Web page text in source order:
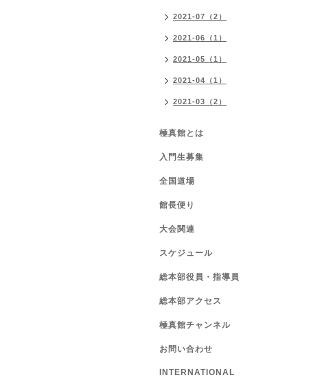
2021-07（2）
2021-06（1）
2021-05（1）
2021-04（1）
2021-03（2）
極真館とは
入門生募集
全国道場
館長便り
大会関連
スケジュール
総本部役員・指導員
総本部アクセス
極真館チャンネル
お問い合わせ
INTERNATIONAL